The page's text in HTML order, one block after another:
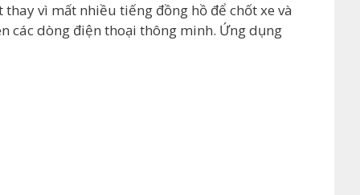
vì mất nhiều tiếng đồng hồ để chốt xe và
các dòng điện thoại thông minh. Ứng dụng